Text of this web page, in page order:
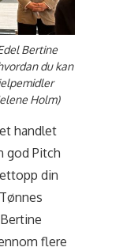
Bertine
du kan
Holm)
handlet
god Pitch
din
flere